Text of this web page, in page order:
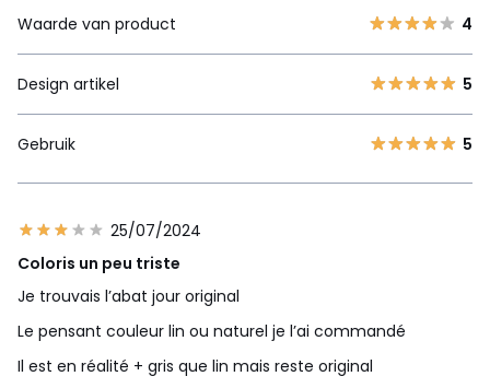
Waarde van product
4
Design artikel 5
Gebruik 5
25/07/2024
Coloris un peu triste
Je trouvais l’abat jour original
Le pensant couleur lin ou naturel je l’ai commandé
Il est en réalité + gris que lin mais reste original